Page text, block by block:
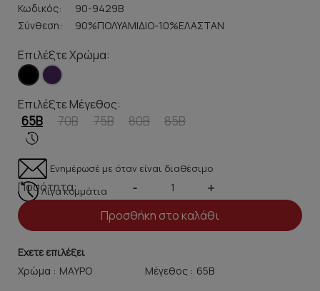
Κωδικός:
90-9429B
Σύνθεση:
90%ΠΟΛΥΑΜΙΔΙΟ-10%ΕΛΑΣΤΑΝ
Επιλέξτε Χρώμα:
Επιλέξτε Μέγεθος:
65B 70B 75B 80B 85B
Ενημέρωσέ με όταν είναι διαθέσιμο
Λίγα κομμάτια
Ποσότητα: - +
Προσθήκη στο καλάθι
Εχετε επιλέξει
Χρώμα :
Μέγεθος :